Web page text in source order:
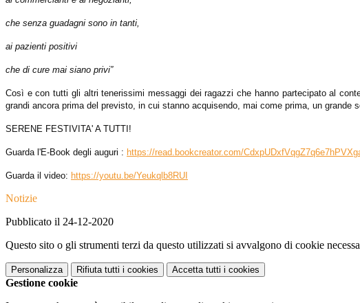
che senza guadagni sono in tanti,
ai pazienti positivi
che di cure mai siano privi”
Così e con tutti gli altri tenerissimi messaggi dei ragazzi che hanno partecipato al
grandi ancora prima del previsto, in cui stanno acquisendo, mai come prima, un
SERENE FESTIVITA' A TUTTI!
Guarda l'E-Book degli auguri : https://read.bookcreator.com/
Guarda il video: https://youtu.be/Yeukqlb8RUI
Notizie
Pubblicato il 24-12-2020
Questo sito o gli strumenti terzi da questo utilizzati si avvalgono di cookie
Personalizza Rifiuta tutti i cookies Accetta tutti i cookies
Gestione cookie